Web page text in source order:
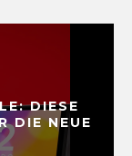
DIESE
DIE NEUE